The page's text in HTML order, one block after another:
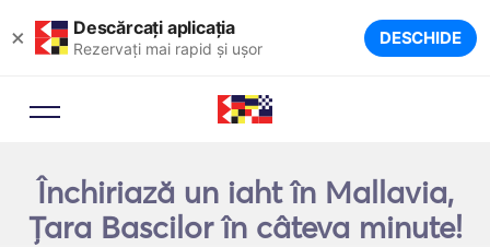
× Descărcați aplicația
Rezervați mai rapid și ușor DESCHIDE
Închiriază un iaht în Mallavia,
Ţara Bascilor în câteva minute!